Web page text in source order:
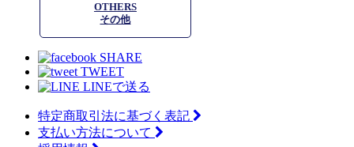
OTHERS
その他
SHARE
TWEET
LINEで送る
特定商取引法に基づく表記
支払い方法について